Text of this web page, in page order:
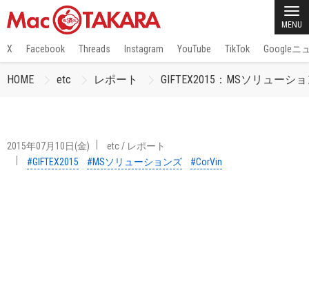
MENU
X Facebook Threads Instagram YouTube TikTok Googleニ
HOME etc レポート GIFTEX2015：MSソリューシ
2015年07月10日(金) etc/ レポート
#GIFTEX2015
#MSソリューションズ #CorVin